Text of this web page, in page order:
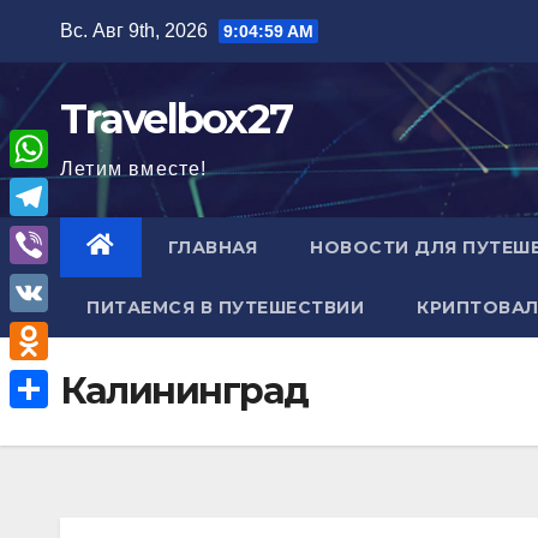
содержимому
Вс. Авг 9th, 2026 9:05:00 AM
Travelbox27
Летим вместе!
ГЛАВНАЯ НОВОСТИ ДЛЯ
ПИТАЕМСЯ В ПУТЕШЕСТВИИ
Калининград
W
h
a
A
T
e
l
e
g
V
i
b
e
V
K
O